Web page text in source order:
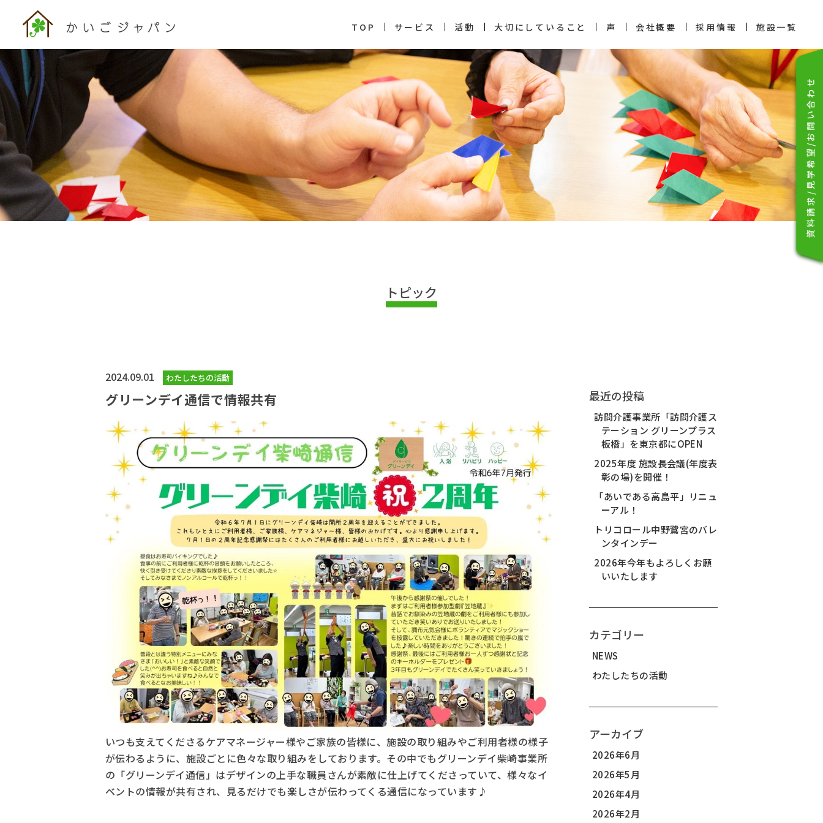
TOP サービス 活動 大切にしていること 声 会社概要 採用情報 施設一覧
資料請求/見学希望/お問い合わせ
トピック
2024.09.01 わたしたちの活動
グリーンデイ通信で情報共有
いつも支えてくださるケアマネージャー様やご家族の皆様に、施設の取り組みやご利用者様の様子
が伝わるように、施設ごとに色々な取り組みをしております。その中でもグリーンデイ柴崎事業所
の「グリーンデイ通信」はデザインの上手な職員さんが素敵に仕上げてくださっていて、様々なイ
ベントの情報が共有され、見るだけでも楽しさが伝わってくる通信になっています♪
最近の投稿
訪問介護事業所「訪問介護ス
テーション グリーンプラス
板橋」を東京都にOPEN
2025年度 施設長会議(年度表
彰の場)を開催！
「あいである高島平」リニュ
ーアル！
トリコロール中野鷺宮のバレ
ンタインデー
2026年今年もよろしくお願
いいたします
カテゴリー
NEWS
わたしたちの活動
アーカイブ
2026年6月
2026年5月
2026年4月
2026年2月